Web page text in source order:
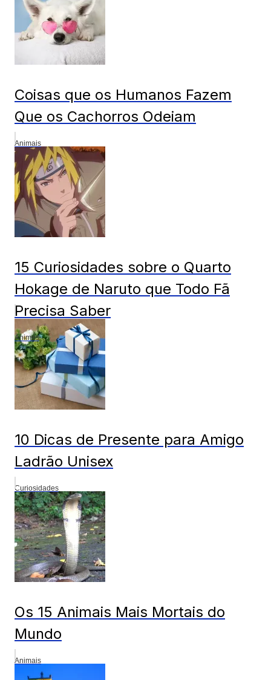
Coisas que os Humanos Fazem
Que os Cachorros Odeiam
Animais
15 Curiosidades sobre o Quarto
Hokage de Naruto que Todo Fã
Precisa Saber
Animes
10 Dicas de Presente para Amigo
Ladrão Unisex
Curiosidades
Os 15 Animais Mais Mortais do
Mundo
Animais